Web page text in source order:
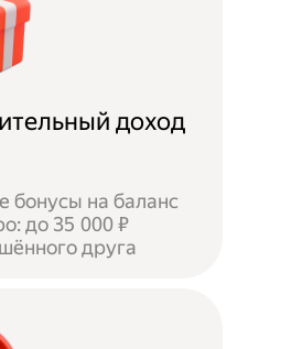
доход
бонусы на баланс
до 35 000 ₽
друга